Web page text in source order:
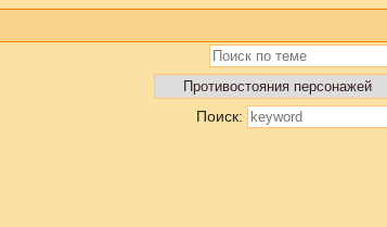
Поиск: